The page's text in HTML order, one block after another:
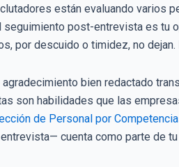
están evaluando varios
seguimiento post-entrevista es tu
por descuido o timidez, no
agradecimiento bien redactado
son habilidades que las
de Personal por
cuenta como parte de tu